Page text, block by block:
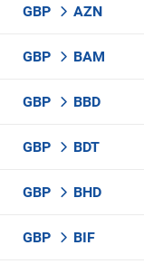
GBP AZN
GBP BAM
GBP BBD
GBP BDT
GBP BHD
GBP BIF